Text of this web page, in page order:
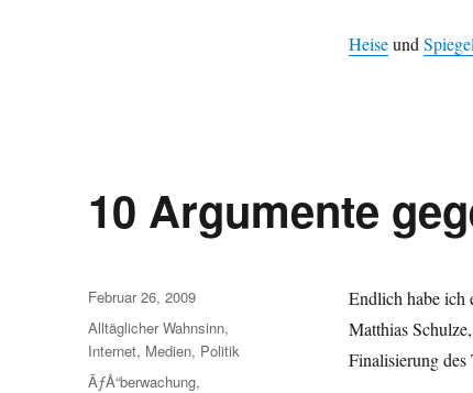
Heiseund
verfassungswidrig!
10 Argumente
Endlich habe ich
Matthias
Finalisierung des
Veröffentlicht
am
Februar 26, 2009
Kategorien
Alltäglicher Wahnsinn,
Internet, Medien, Politik
Schlagwörter
ÃƒÅ“berwachung,